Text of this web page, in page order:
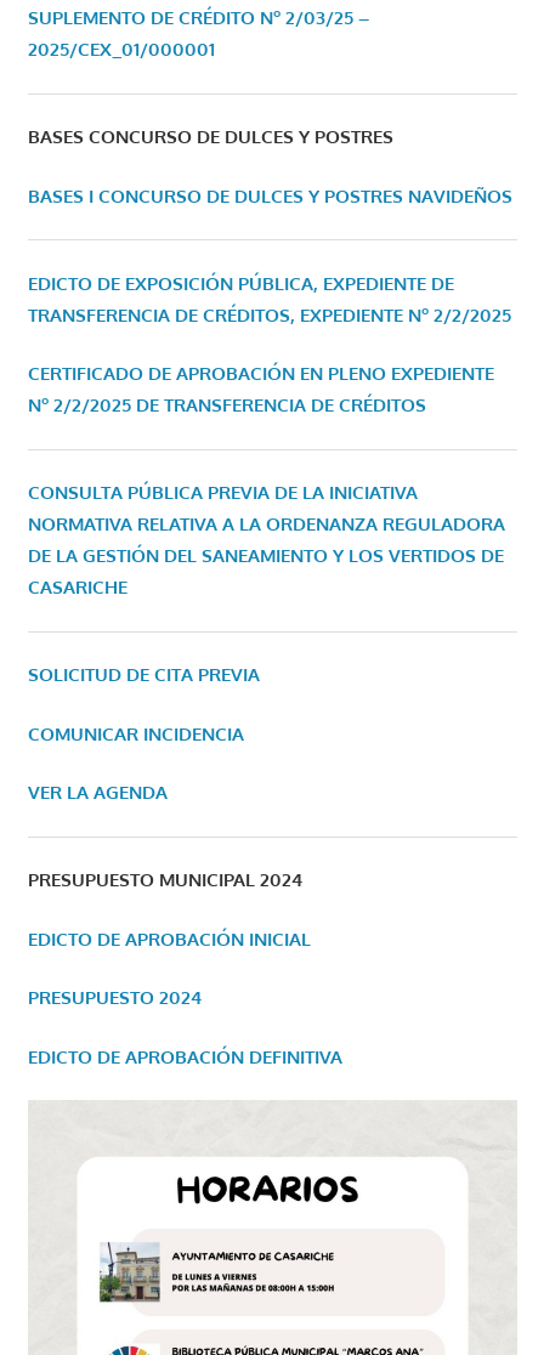
SUPLEMENTO DE CRÉDITO Nº 2/03/25 –
2025/CEX_01/000001
BASES CONCURSO DE DULCES Y POSTRES
BASES I CONCURSO DE DULCES Y POSTRES NAVIDEÑOS
EDICTO DE EXPOSICIÓN PÚBLICA, EXPEDIENTE DE
TRANSFERENCIA DE CRÉDITOS, EXPEDIENTE Nº 2/2/2025
CERTIFICADO DE APROBACIÓN EN PLENO EXPEDIENTE
Nº 2/2/2025 DE TRANSFERENCIA DE CRÉDITOS
CONSULTA PÚBLICA PREVIA DE LA INICIATIVA
NORMATIVA RELATIVA A LA ORDENANZA REGULADORA
DE LA GESTIÓN DEL SANEAMIENTO Y LOS VERTIDOS DE
CASARICHE
SOLICITUD DE CITA PREVIA
COMUNICAR INCIDENCIA
VER LA AGENDA
PRESUPUESTO MUNICIPAL 2024
EDICTO DE APROBACIÓN INICIAL
PRESUPUESTO 2024
EDICTO DE APROBACIÓN DEFINITIVA